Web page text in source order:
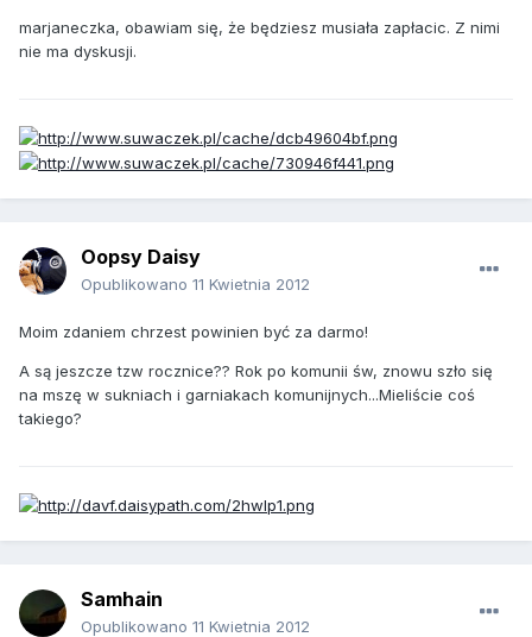
marjaneczka, obawiam się, że będziesz musiała zapłacic. Z nimi
nie ma dyskusji.
Oopsy Daisy
Opublikowano 11 Kwietnia 2012
Moim zdaniem chrzest powinien być za darmo!
A są jeszcze tzw rocznice?? Rok po komunii św, znowu szło się
na mszę w sukniach i garniakach komunijnych...Mieliście coś
takiego?
Samhain
Opublikowano 11 Kwietnia 2012